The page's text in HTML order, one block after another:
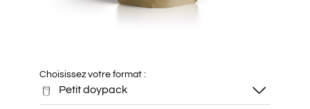
Choisissez votre format :
Petit doypack